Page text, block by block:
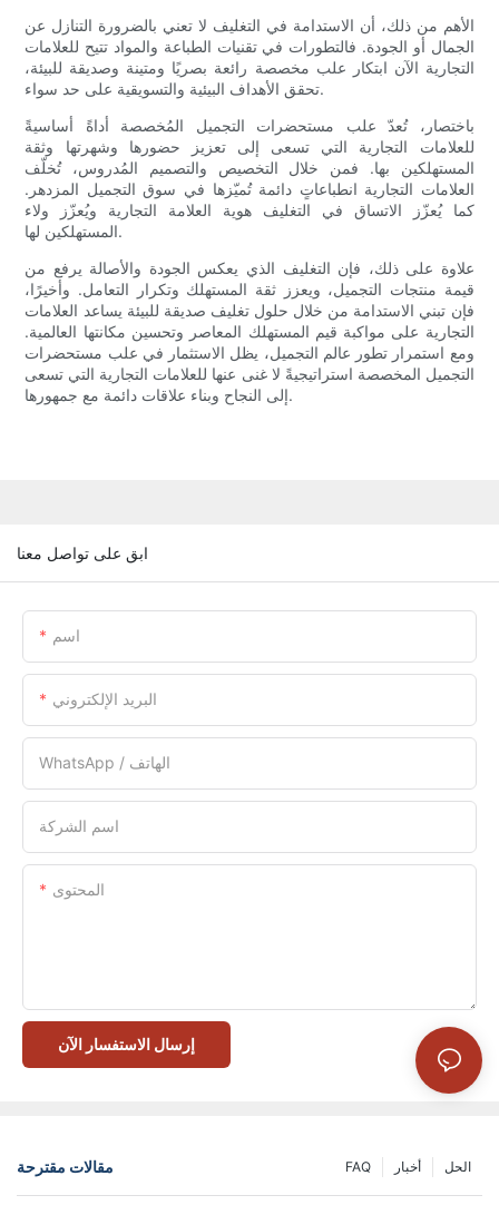
الأهم من ذلك، أن الاستدامة في التغليف لا تعني بالضرورة التنازل عن
الجمال أو الجودة. فالتطورات في تقنيات الطباعة والمواد تتيح للعلامات
التجارية الآن ابتكار علب مخصصة رائعة بصريًا ومتينة وصديقة للبيئة،
تحقق الأهداف البيئية والتسويقية على حد سواء.
باختصار، تُعدّ علب مستحضرات التجميل المُخصصة أداةً أساسيةً
للعلامات التجارية التي تسعى إلى تعزيز حضورها وشهرتها وثقة
المستهلكين بها. فمن خلال التخصيص والتصميم المُدروس، تُخلّف
العلامات التجارية انطباعاتٍ دائمة تُميّزها في سوق التجميل المزدهر.
كما يُعزّز الاتساق في التغليف هوية العلامة التجارية ويُعزّز ولاء
المستهلكين لها.
علاوة على ذلك، فإن التغليف الذي يعكس الجودة والأصالة يرفع من
قيمة منتجات التجميل، ويعزز ثقة المستهلك وتكرار التعامل. وأخيرًا،
فإن تبني الاستدامة من خلال حلول تغليف صديقة للبيئة يساعد العلامات
التجارية على مواكبة قيم المستهلك المعاصر وتحسين مكانتها العالمية.
ومع استمرار تطور عالم التجميل، يظل الاستثمار في علب مستحضرات
التجميل المخصصة استراتيجيةً لا غنى عنها للعلامات التجارية التي تسعى
إلى النجاح وبناء علاقات دائمة مع جمهورها.
ابق على تواصل معنا
اسم
البريد الإلكتروني
WhatsApp / الهاتف
اسم الشركة
المحتوى
إرسال الاستفسار الآن
مقالات مقترحة الحل أخبار FAQ